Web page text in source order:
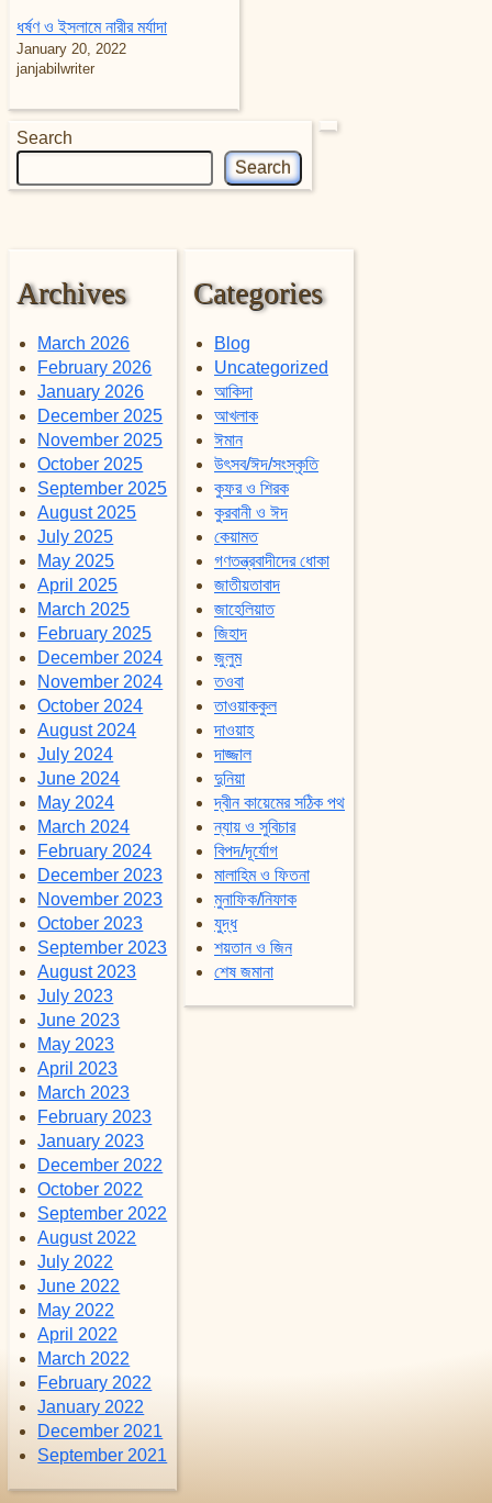
ধর্ষণ ও ইসলামে নারীর মর্যাদা
January 20, 2022
janjabilwriter
Search
Search
Archives
March 2026
February 2026
January 2026
December 2025
November 2025
October 2025
September 2025
August 2025
July 2025
May 2025
April 2025
March 2025
February 2025
December 2024
November 2024
October 2024
August 2024
July 2024
June 2024
May 2024
March 2024
February 2024
December 2023
November 2023
October 2023
September 2023
August 2023
July 2023
June 2023
May 2023
April 2023
March 2023
February 2023
January 2023
December 2022
October 2022
September 2022
August 2022
July 2022
June 2022
May 2022
April 2022
March 2022
February 2022
January 2022
December 2021
September 2021
Categories
Blog
Uncategorized
আকিদা
আখলাক
ঈমান
উৎসব/ঈদ/সংস্কৃতি
কুফর ও শিরক
কুরবানী ও ঈদ
কেয়ামত
গণতন্ত্রবাদীদের ধোকা
জাতীয়তাবাদ
জাহেলিয়াত
জিহাদ
জুলুম
তওবা
তাওয়াককুল
দাওয়াহ
দাজ্জাল
দুনিয়া
দ্বীন কায়েমের সঠিক পথ
ন্যায় ও সুবিচার
বিপদ/দূর্যোগ
মালাহিম ও ফিতনা
মুনাফিক/নিফাক
যুদ্ধ
শয়তান ও জিন
শেষ জমানা